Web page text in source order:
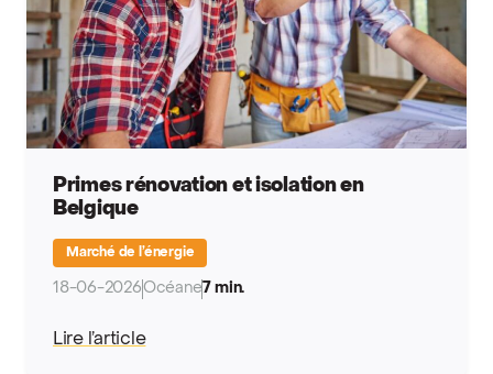
Primes rénovation et isolation en
Belgique
Marché de l’énergie
18-06-2026Océane 7 min.
Lire l’article